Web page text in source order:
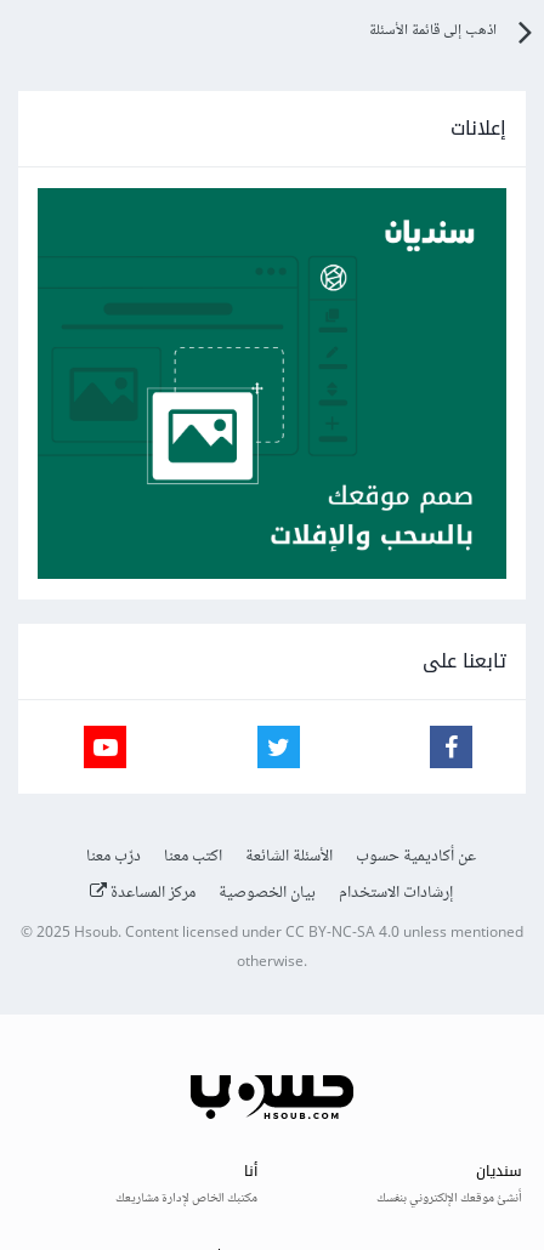
اذهب إلى قائمة الأسئلة
إعلانات
تابعنا على
عن أكاديمية حسوب الأسئلة الشائعة اكتب معنا
درّب معنا
إرشادات الاستخدام
بيان الخصوصية مركز المساعدة
© 2025Hsoub.Content licensed underCC BY-NC-SA 4.0unless mentioned
otherwise.